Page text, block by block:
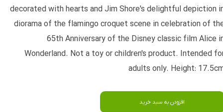
decorated with hearts and Jim Shore's delightful depiction
diorama of the flamingo croquet scene in celebration of
65th Anniversary of the Disney classic film Alice
Wonderland. Not a toy or children's product. Intended
adults only. Height:
افزودن به سبد خرید